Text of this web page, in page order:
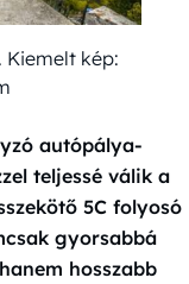
kép:
autópálya-
teljessé válik a
5C folyosó
gyorsabbá
hosszabb